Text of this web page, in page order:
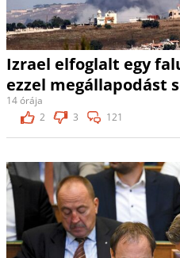
Izrael elfoglalt egy
ezzel megállapodást
14 órája
2
3 121